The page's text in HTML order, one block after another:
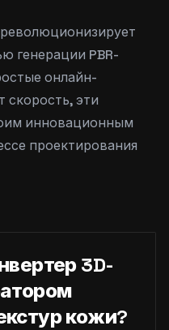
генерации PBR-
онлайн-
скорость, эти
инновационным
проектирования
3D-
кожи?